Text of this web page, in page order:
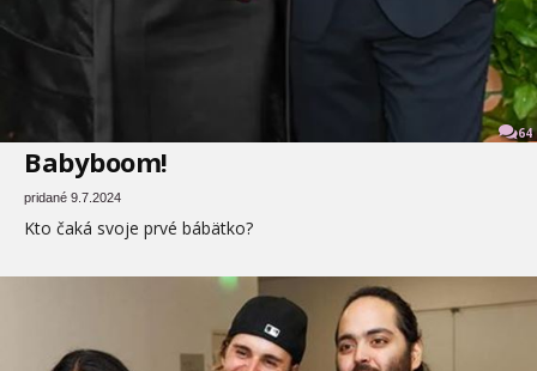
64
Babyboom!
pridané 9.7.2024
Kto čaká svoje prvé bábätko?